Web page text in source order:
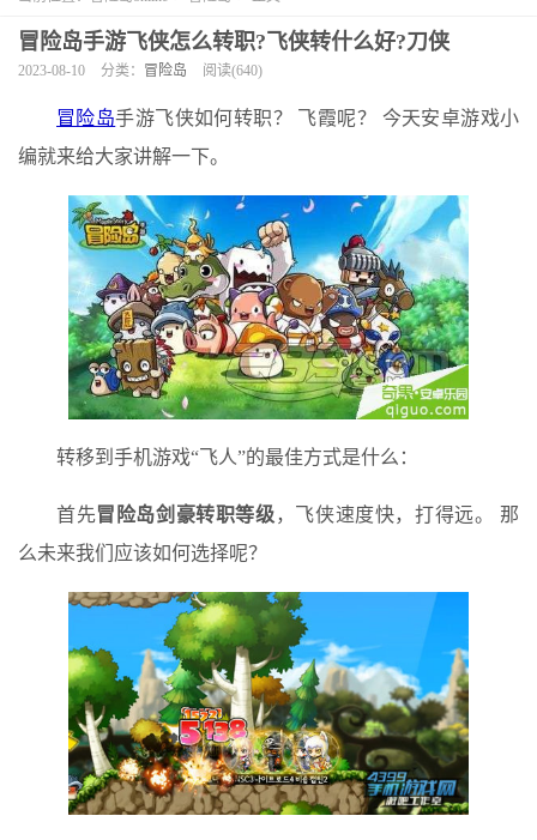
冒险岛手游飞侠怎么转职?飞侠转什么好?刀侠
2023-08-10 分类： 冒险岛 阅读(640)
冒险岛手游飞侠如何转职？ 飞霞呢？ 今天安卓游戏小
编就来给大家讲解一下。
转移到手机游戏“飞人”的最佳方式是什么：
首先冒险岛剑豪转职等级，飞侠速度快，打得远。 那
么未来我们应该如何选择呢？